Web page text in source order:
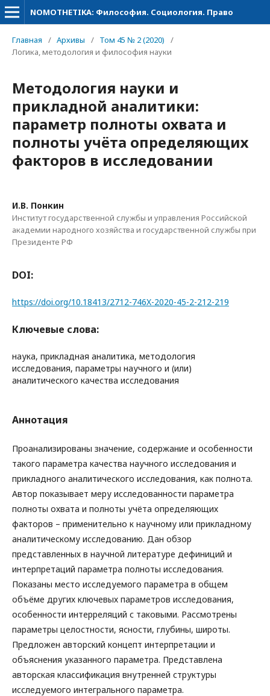
NOMOTHETIKA: Философия. Социология. Право
Главная / Архивы / Том 45 № 2 (2020)
/
Логика, методология и философия науки
Методология науки и
прикладной аналитики:
параметр полноты охвата и
полноты учёта определяющих
факторов в исследовании
И.В. Понкин
Институт государственной службы и управления Российской
академии народного хозяйства и государственной службы при
Президенте РФ
DOI:
https://doi.org/10.18413/2712-746X-2020-45-2-212-219
Ключевые слова:
наука, прикладная аналитика, методология
исследования, параметры научного и (или)
аналитического качества исследования
Аннотация
Проанализированы значение, содержание и особенности
такого параметра качества научного исследования и
прикладного аналитического исследования, как полнота.
Автор показывает меру исследованности параметра
полноты охвата и полноты учёта определяющих
факторов – применительно к научному или прикладному
аналитическому исследованию. Дан обзор
представленных в научной литературе дефиниций и
интерпретаций параметра полноты исследования.
Показаны место исследуемого параметра в общем
объёме других ключевых параметров исследования,
особенности интерреляций с таковыми. Рассмотрены
параметры целостности, ясности, глубины, широты.
Предложен авторский концепт интерпретации и
объяснения указанного параметра. Представлена
авторская классификация внутренней структуры
исследуемого интегрального параметра.